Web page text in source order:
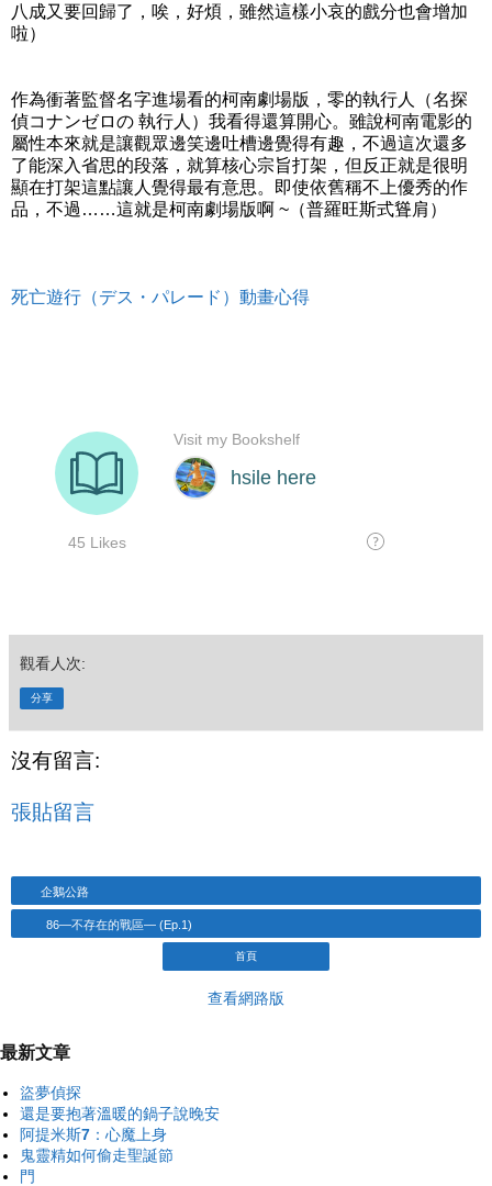
八成又要回歸了，唉，好煩，雖然這樣小哀的戲分也會增加
啦）
作為衝著監督名字進場看的柯南劇場版，零的執行人（名探
偵コナンゼロの 執行人）我看得還算開心。雖說柯南電影的
屬性本來就是讓觀眾邊笑邊吐槽邊覺得有趣，不過這次還多
了能深入省思的段落，就算核心宗旨打架，但反正就是很明
顯在打架這點讓人覺得最有意思。即使依舊稱不上優秀的作
品，不過……這就是柯南劇場版啊 ~（普羅旺斯式聳肩）
死亡遊行（デス・パレード）動畫心得
觀看人次:
分享
沒有留言:
張貼留言
企鵝公路
86―不存在的戰區― (Ep.1)
首頁
查看網路版
最新文章
盜夢偵探
還是要抱著溫暖的鍋子說晚安
阿提米斯7：心魔上身
鬼靈精如何偷走聖誕節
門